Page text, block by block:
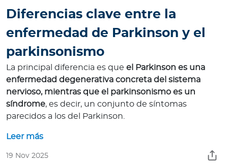
Diferencias clave entre la
enfermedad de Parkinson y el
parkinsonismo
La principal diferencia es que el Parkinson es una
enfermedad degenerativa concreta del sistema
nervioso, mientras que el parkinsonismo es un
síndrome, es decir, un conjunto de síntomas
parecidos a los del Parkinson.
Leer más
19 Nov 2025